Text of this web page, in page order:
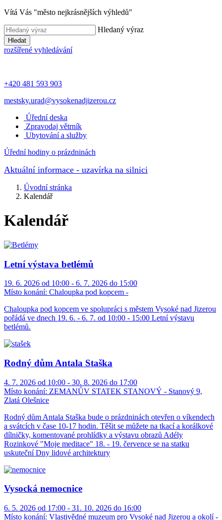
Vítá Vás "město nejkrásnějších výhledů"
Hledaný výraz
Hledat
rozšířené vyhledávání
+420 481 593 903
mestsky.urad@vysokenadjizerou.cz
Úřední deska
Zpravodaj větrník
Ubytování a služby
Úřední hodiny o prázdninách
Aktuální informace - uzavírka na silnici
Úvodní stránka
Kalendář
Kalendář
Letní výstava betlémů
19. 6. 2026 od 10:00 - 6. 7. 2026 do 15:00
Místo konání: Chaloupka pod kopcem -
Chaloupka pod kopcem ve spolupráci s městem Vysoké nad Jizerou
pořádá ve dnech 19. 6. - 6. 7. od 10:00 - 15:00 Letní výstavu
betlémů.
Rodný dům Antala Staška
4. 7. 2026 od 10:00 - 30. 8. 2026 do 17:00
Místo konání: ZEMANŮV STATEK STANOVÝ - Stanový 9,
Zlatá Olešnice
Rodný dům Antala Staška bude o prázdninách otevřen o víkendech
a svátcích v čase 10-17 hodin. Těšit se můžete na tkací a korálkové
dílničky, komentované prohlídky a výstavu obrazů Adély
Rozinkové "Moje meditace" 18. - 19. července se na statku
uskuteční Dny lidové architektury
Vysocká nemocnice
6. 5. 2026 od 17:00 - 31. 10. 2026 do 16:00
Místo konání: Vlastivědné muzeum pro Vysoké nad Jizerou a okolí -